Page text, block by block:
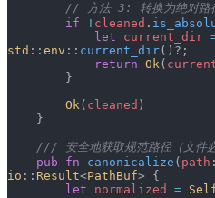
// 方法 3: 转换为绝对路
        if
! cleaned .
            let
current_dir
std :: env :: current_dir()?;
            return
Ok(
        }
        Ok
( cleaned )
    }
/// 安全地获取规范路径（文件
    pub
fn canonicalize ( path
io :: Result<PathBuf> {
        let
normalized =